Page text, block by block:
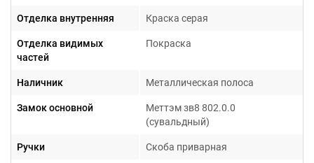
Отделка внутренняя Краска серая
Отделка видимых
частей
Покраска
Наличник Металлическая полоса
Замок основной
Меттэм зв8 802.0.0
(сувальдный)
Ручки Скоба приварная